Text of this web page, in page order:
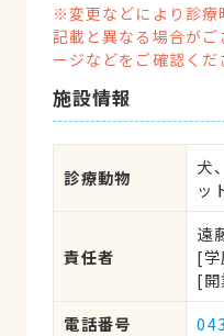
※変更などにより診療
記載と異なる場合が
ージなどをご確認くだ
施設情報
診療動物
犬
ッ
責任者
遠
[学
[
電話番号